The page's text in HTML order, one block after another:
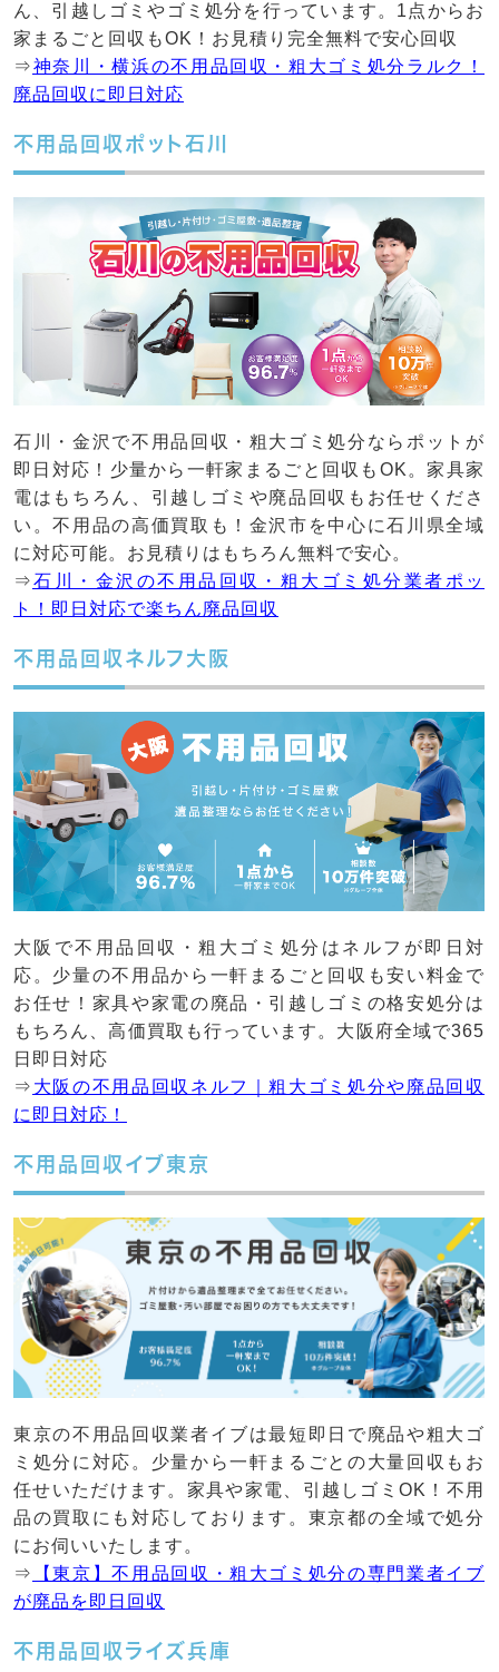
ん、引越しゴミやゴミ処分を行っています。1点からお
家まるごと回収もOK！お見積り完全無料で安心回収
⇒神奈川・横浜の不用品回収・粗大ゴミ処分ラルク！
廃品回収に即日対応
不用品回収ポット石川
石川・金沢で不用品回収・粗大ゴミ処分ならポットが
即日対応！少量から一軒家まるごと回収もOK。家具家
電はもちろん、引越しゴミや廃品回収もお任せくださ
い。不用品の高価買取も！金沢市を中心に石川県全域
に対応可能。お見積りはもちろん無料で安心。
⇒石川・金沢の不用品回収・粗大ゴミ処分業者ポッ
ト！即日対応で楽ちん廃品回収
不用品回収ネルフ大阪
大阪で不用品回収・粗大ゴミ処分はネルフが即日対
応。少量の不用品から一軒まるごと回収も安い料金で
お任せ！家具や家電の廃品・引越しゴミの格安処分は
もちろん、高価買取も行っています。大阪府全域で365
日即日対応
⇒ 大阪の不用品回収ネルフ｜粗大ゴミ処分や廃品回収
に即日対応！
不用品回収イブ東京
東京の不用品回収業者イブは最短即日で廃品や粗大ゴ
ミ処分に対応。少量から一軒まるごとの大量回収もお
任せいただけます。家具や家電、引越しゴミOK！不用
品の買取にも対応しております。東京都の全域で処分
にお伺いいたします。
⇒
【東京】不用品回収・粗大ゴミ処分の専門業者イブ
が廃品を即日回収
不用品回収ライズ兵庫